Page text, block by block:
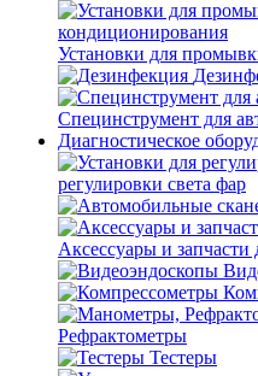
Установки для
Специнструмент для
Диагностическое
регулировки света фар
Аксессуары и
Рефрактометры
Тестеры